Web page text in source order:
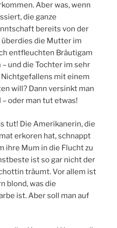
Aber was, wenn
die ganze
bereits von der
überdies die Mutter im
entfleuchten Bräutigam
und die Tochter im sehr
mit einem
will? Dann versinkt man
oder man tut etwas!
tut! Die Amerikanerin, die
erkoren hat, schnappt
ihre Mum in die Flucht zu
ist so gar nicht der
träumt. Vor allem ist
blond, was die
ist. Aber soll man auf